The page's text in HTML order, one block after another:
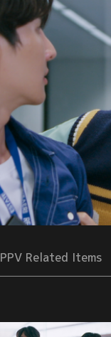
PPV Related Items